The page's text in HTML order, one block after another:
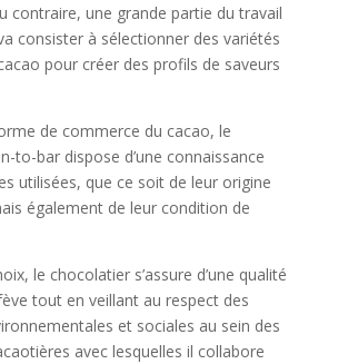
contraire, une grande partie du travail
consister à sélectionner des variétés
pour créer des profils de saveurs
de commerce du cacao, le
to-bar dispose d’une connaissance
utilisées, que ce soit de leur origine
également de leur condition de
le chocolatier s’assure d’une qualité
tout en veillant au respect des
et sociales au sein des
avec lesquelles il collabore